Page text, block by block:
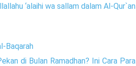
‘alaihi wa sallam dalam Al-Qur`an
Baqarah
di Bulan Ramadhan? Ini Cara Para